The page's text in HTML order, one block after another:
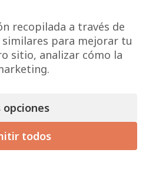
IVA)
recopilada a través de
para mejorar tu
sitio, analizar cómo la
opciones
todos